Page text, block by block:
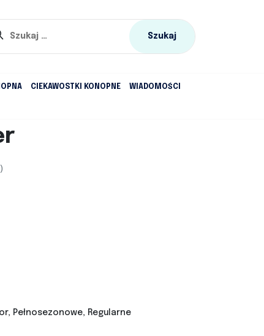
CIEKAWOSTKI KONOPNE WIADOMOŚCI
Pełnosezonowe, Regularne